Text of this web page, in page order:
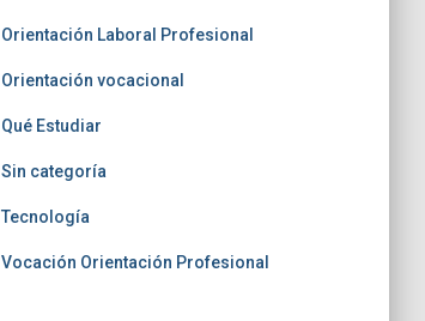
Orientación Laboral Profesional
Orientación vocacional
Qué Estudiar
Sin categoría
Tecnología
Vocación Orientación Profesional